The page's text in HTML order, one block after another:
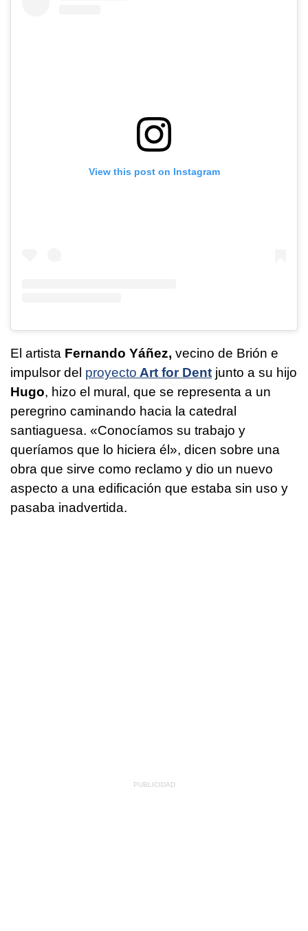
View this post on Instagram
El artista Fernando Yáñez, vecino de Brión e
impulsor del proyecto Art for Dent junto a su hijo
Hugo, hizo el mural, que se representa a un
peregrino caminando hacia la catedral
santiaguesa. «Conocíamos su trabajo y
queríamos que lo hiciera él», dicen sobre una
obra que sirve como reclamo y dio un nuevo
aspecto a una edificación que estaba sin uso y
pasaba inadvertida.